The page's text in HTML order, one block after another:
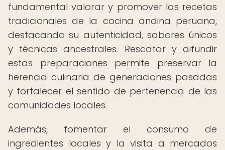
fundamental valorar y promover las recetas
tradicionales de la cocina andina peruana,
destacando su autenticidad, sabores únicos
y técnicas ancestrales. Rescatar y difundir
estas preparaciones permite preservar la
herencia culinaria de generaciones pasadas
y fortalecer el sentido de pertenencia de las
comunidades locales.
Además, fomentar el consumo de
ingredientes locales y la visita a mercados